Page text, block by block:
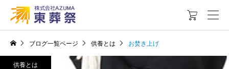

ブログ一覧ページ 供養とは お焚き上げ
供養とは